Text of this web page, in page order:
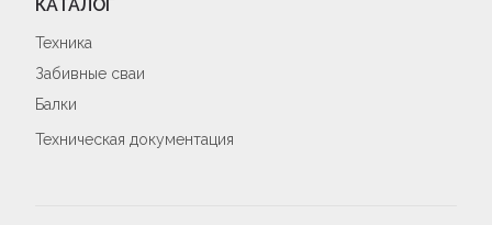
КАТАЛОГ
Техника
Забивные сваи
Балки
Техническая документация